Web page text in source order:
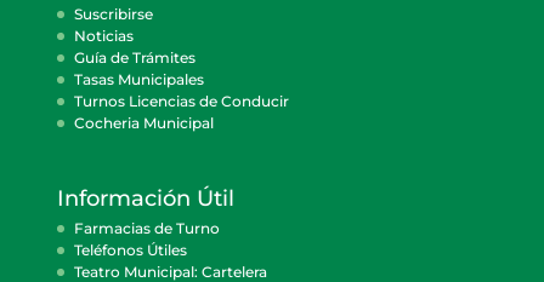
Suscribirse
Noticias
Guía de Trámites
Tasas Municipales
Turnos Licencias de Conducir
Cocheria Municipal
Información Útil
Farmacias de Turno
Teléfonos Útiles
Teatro Municipal: Cartelera